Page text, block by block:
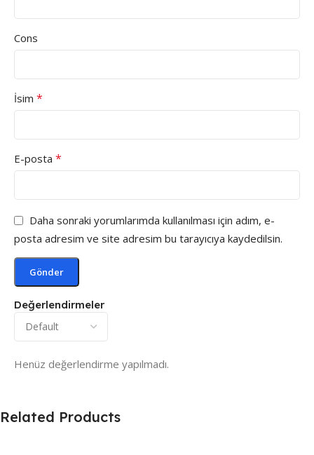
Değerlendirmeler
Henüz değerlendirme yapılmadı.
Cons
İsim *
E-posta *
Daha sonraki yorumlarımda kullanılması için adım, e-
posta adresim ve site adresim bu tarayıcıya kaydedilsin.
Related Products